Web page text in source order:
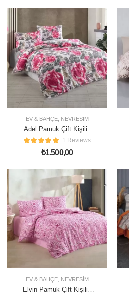
EV & BAHÇE, NEVRESIM
Adel Pamuk Çift Kişilik
Nevresim Takımı
1 Reviews
₺1.500,00
EV & BAHÇE, NEVRESIM
Elvin Pamuk Çift Kişilik